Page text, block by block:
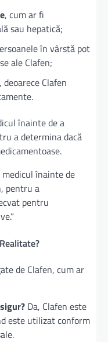
, cum ar fi
sau hepatică;
în vârstă pot
ale Clafen;
, deoarece Clafen
înainte de a
a determina dacă
înainte de
pentru a
pentru
de Clafen, cum ar
Da, Clafen este
este utilizat conform